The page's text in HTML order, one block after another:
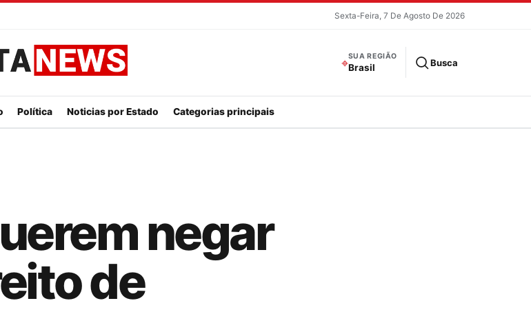
Sexta-Feira, 7 De Agosto De 2026
⌖SUA REGIÃO
Brasil Busca
Política Noticias por Estado Categorias principais
negar
de